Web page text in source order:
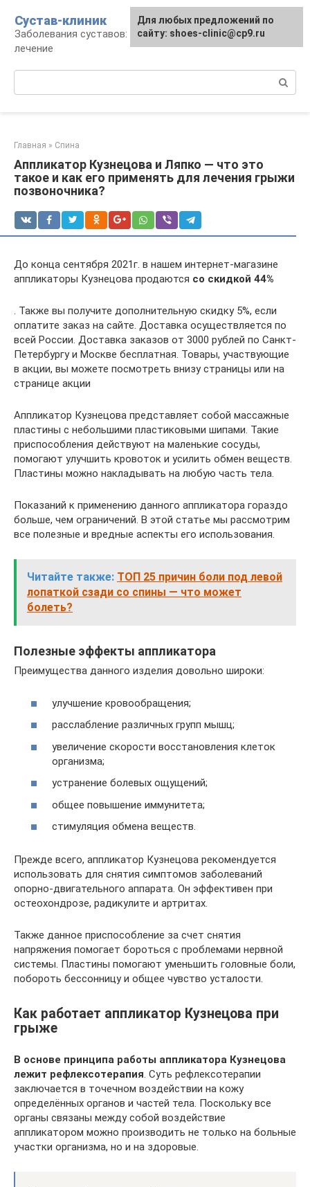
контенту
Сустав-клиник
Заболевания суставов: профилактика и
лечение
Главная » Спина
Аппликатор Кузнецова и Ляпко — что это
такое и как его применять для лечения грыжи
позвоночника?
До конца сентября 2021г. в нашем интернет-магазине
аппликаторы Кузнецова продаются со скидкой 44%
. Также вы получите дополнительную скидку 5%, если
оплатите заказ на сайте. Доставка осуществляется по
всей России. Доставка заказов от 3000 рублей по Санкт-
Петербургу и Москве бесплатная. Товары, участвующие
в акции, вы можете посмотреть внизу страницы или на
странице акции
Аппликатор Кузнецова представляет собой массажные
пластины с небольшими пластиковыми шипами. Такие
приспособления действуют на маленькие сосуды,
помогают улучшить кровоток и усилить обмен веществ.
Пластины можно накладывать на любую часть тела.
Показаний к применению данного аппликатора гораздо
больше, чем ограничений. В этой статье мы рассмотрим
все полезные и вредные аспекты его использования.
Читайте также: ТОП 25 причин боли под левой
лопаткой сзади со спины — что может
болеть?
Полезные эффекты аппликатора
Преимущества данного изделия довольно широки:
улучшение кровообращения;
расслабление различных групп мышц;
увеличение скорости восстановления клеток
организма;
устранение болевых ощущений;
общее повышение иммунитета;
стимуляция обмена веществ.
Прежде всего, аппликатор Кузнецова рекомендуется
использовать для снятия симптомов заболеваний
опорно-двигательного аппарата. Он эффективен при
остеохондрозе, радикулите и артритах.
Также данное приспособление за счет снятия
напряжения помогает бороться с проблемами нервной
системы. Пластины помогают уменьшить головные боли,
побороть бессонницу и общее чувство усталости.
Как работает аппликатор Кузнецова при
грыже
В основе принципа работы аппликатора Кузнецова
лежит рефлексотерапия. Суть рефлексотерапии
заключается в точечном воздействии на кожу
определённых органов и частей тела. Поскольку все
органы связаны между собой воздействие
аппликатором можно производить не только на больные
участки организма, но и на здоровые.
Для любых предложений по
сайту: shoes-clinic@cp9.ru